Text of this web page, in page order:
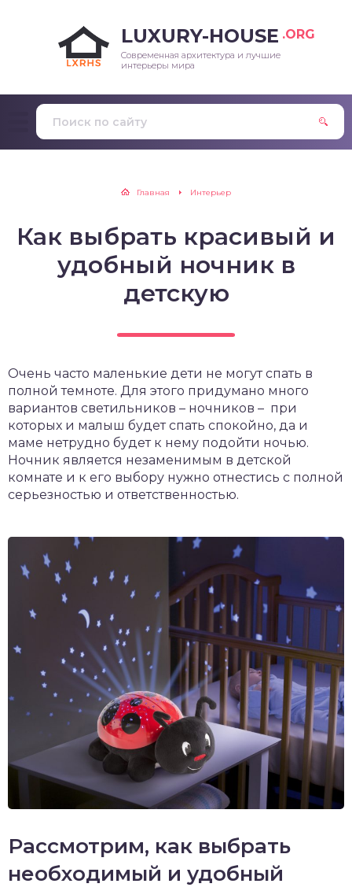
LUXURY-HOUSE .ORG
Современная архитектура и лучшие
интерьеры мира
Главная Интерьер
Как выбрать красивый и
удобный ночник в
детскую
Очень часто маленькие дети не могут спать в
полной темноте. Для этого придумано много
вариантов светильников – ночников – при
которых и малыш будет спать спокойно, да и
маме нетрудно будет к нему подойти ночью.
Ночник является незаменимым в детской
комнате и к его выбору нужно отнестись с полной
серьезностью и ответственностью.
Рассмотрим, как выбрать
необходимый и удобный